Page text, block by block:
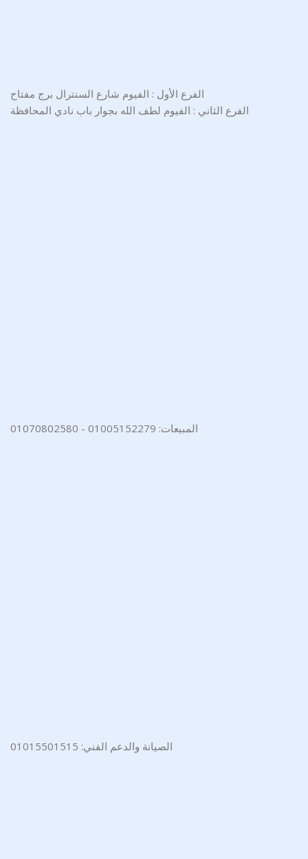
الفرع الأول : الفيوم شارع السنترال برج مفتاح
الفرع الثاني : الفيوم لطف الله بجوار باب نادي المحافظة
المبيعات: 01005152279 - 01070802580
الصيانة والدعم الفني: 01015501515